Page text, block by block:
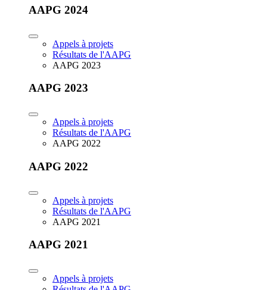
AAPG 2024
Appels à projets
Résultats de l'AAPG
AAPG 2023
AAPG 2023
Appels à projets
Résultats de l'AAPG
AAPG 2022
AAPG 2022
Appels à projets
Résultats de l'AAPG
AAPG 2021
AAPG 2021
Appels à projets